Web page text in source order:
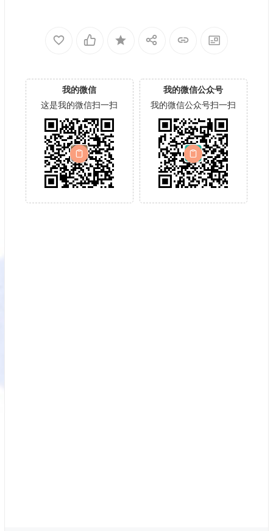
我的微信
这是我的微信扫一扫
我的微信公众号
我的微信公众号扫一扫